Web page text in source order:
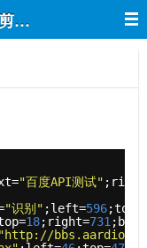
切板内图像
"百度API测试"
"识别" ;left=596;top=
18;right=731
"http://